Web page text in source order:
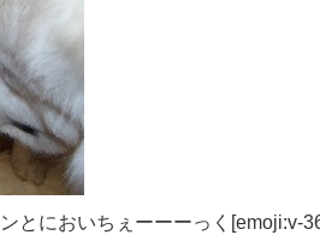
とにおいちぇーーーっく[emoji:v-